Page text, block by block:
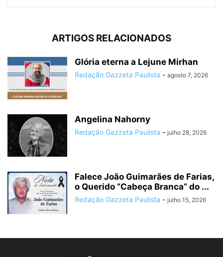
ARTIGOS RELACIONADOS
Glória eterna a Lejune Mirhan
Redação Gazzeta Paulista - agosto 7, 2026
Angelina Nahorny
Redação Gazzeta Paulista - julho 28, 2026
Falece João Guimarães de Farias,
o Querido “Cabeça Branca” do ...
Redação Gazzeta Paulista - julho 15, 2026